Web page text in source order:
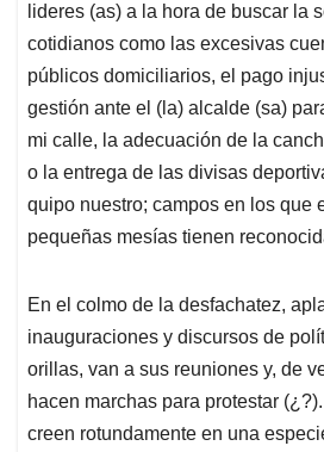
lideres (as) a la hora de buscar la
cotidianos como las excesivas
públicos domiciliarios, el pago
gestión ante el (la) alcalde (sa)
mi calle, la adecuación de la
o la entrega de las divisas
quipo nuestro; campos en los que
pequeñas mesías tienen
En el colmo de la desfachatez,
inauguraciones y discursos de
orillas, van a sus reuniones y, de
hacen marchas para protestar
creen rotundamente en una